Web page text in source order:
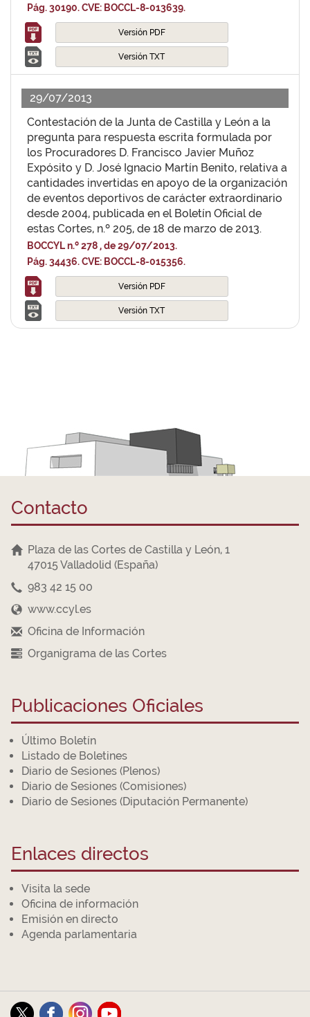
Pág. 30190. CVE: BOCCL-8-013639.
Versión PDF
Versión TXT
29/07/2013
Contestación de la Junta de Castilla y León a la
pregunta para respuesta escrita formulada por
los Procuradores D. Francisco Javier Muñoz
Expósito y D. José Ignacio Martín Benito, relativa a
cantidades invertidas en apoyo de la organización
de eventos deportivos de carácter extraordinario
desde 2004, publicada en el Boletín Oficial de
estas Cortes, n.º 205, de 18 de marzo de 2013.
BOCCYL n.º 278 , de 29/07/2013.
Pág. 34436. CVE: BOCCL-8-015356.
Versión PDF
Versión TXT
Contacto
Plaza de las Cortes de Castilla y León, 1
47015 Valladolid (España)
983 42 15 00
www.ccyl.es
Oficina de Información
Organigrama de las Cortes
Publicaciones Oficiales
Último Boletín
Listado de Boletines
Diario de Sesiones (Plenos)
Diario de Sesiones (Comisiones)
Diario de Sesiones (Diputación Permanente)
Enlaces directos
Visita la sede
Oficina de información
Emisión en directo
Agenda parlamentaria